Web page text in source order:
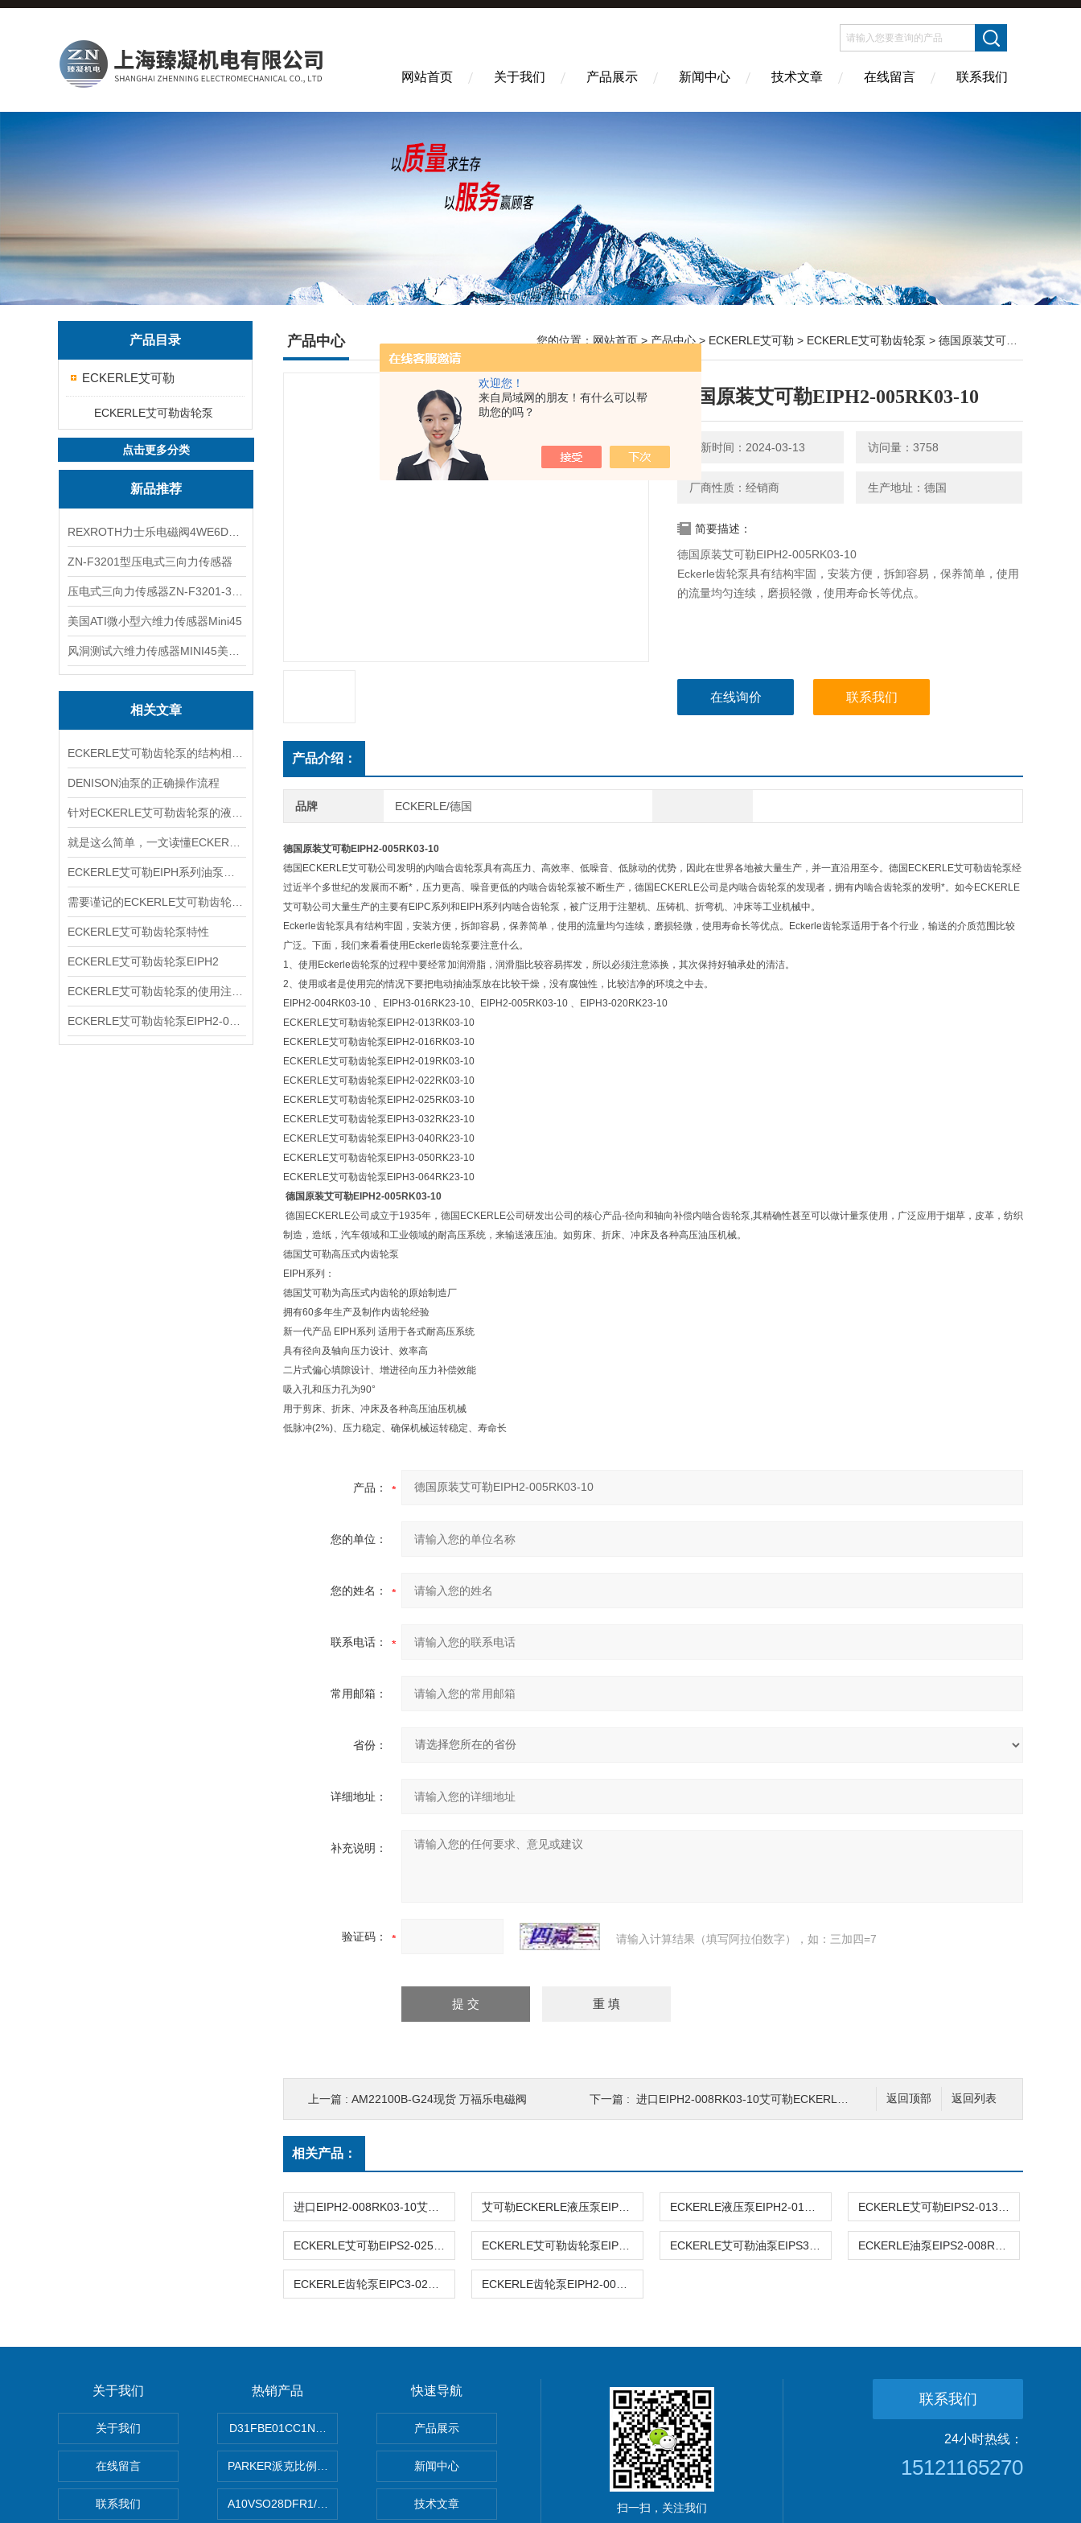
欢迎您！
来自局域网的朋友！有什么可以帮
助您的吗？
网站首页 关于我们 产品展示 新闻中心 技术文章 在线留言 联系我们
产品目录
ECKERLE艾可勒
ECKERLE艾可勒齿轮泵
点击更多分类
新品推荐
ZN-F3201型压电式三向力传感器
美国ATI微小型六维力传感器Mini45
相关文章
DENISON油泵的正确操作流程
ECKERLE艾可勒齿轮泵特性
ECKERLE艾可勒齿轮泵EIPH2
产品中心 您的位置： 网站首页 > 产品中心 > ECKERLE艾可勒 > ECKERLE艾可勒齿轮泵 > 德国原装艾可勒EIPH2-005RK03-10
德国原装艾可勒EIPH2-005RK03-10
更新时间：2024-03-13 访问量：3758
厂商性质：经销商 生产地址：德国
简要描述：
德国原装艾可勒EIPH2-005RK03-10
Eckerle齿轮泵具有结构牢固，安装方便，拆卸容易，保养简单，使用
的流量均匀连续，磨损轻微，使用寿命长等优点。
在线询价 联系我们
产品介绍：
品牌 ECKERLE/德国
德国原装艾可勒EIPH2-005RK03-10
德国ECKERLE艾可勒公司发明的内啮合齿轮泵具有高压力、高效率、低噪音、低脉动的优势，因此在世界各地被大量生产，并一直沿用至今。德国ECKERLE艾可勒齿轮泵经
过近半个多世纪的发展而不断*，压力更高、噪音更低的内啮合齿轮泵被不断生产，德国ECKERLE公司是内啮合齿轮泵的发现者，拥有内啮合齿轮泵的发明*。如今ECKERLE
艾可勒公司大量生产的主要有EIPC系列和EIPH系列内啮合齿轮泵，被广泛用于注塑机、压铸机、折弯机、冲床等工业机械中。
Eckerle齿轮泵具有结构牢固，安装方便，拆卸容易，保养简单，使用的流量均匀连续，磨损轻微，使用寿命长等优点。Eckerle齿轮泵适用于各个行业，输送的介质范围比较
广泛。下面，我们来看看使用Eckerle齿轮泵要注意什么。
1、使用Eckerle齿轮泵的过程中要经常加润滑脂，润滑脂比较容易挥发，所以必须注意添换，其次保持好轴承处的清洁。
2、使用或者是使用完的情况下要把电动抽油泵放在比较干燥，没有腐蚀性，比较洁净的环境之中去。
EIPH2-004RK03-10 、EIPH3-016RK23-10、EIPH2-005RK03-10 、EIPH3-020RK23-10
ECKERLE艾可勒齿轮泵EIPH2-013RK03-10
ECKERLE艾可勒齿轮泵EIPH2-016RK03-10
ECKERLE艾可勒齿轮泵EIPH2-019RK03-10
ECKERLE艾可勒齿轮泵EIPH2-022RK03-10
ECKERLE艾可勒齿轮泵EIPH2-025RK03-10
ECKERLE艾可勒齿轮泵EIPH3-032RK23-10
ECKERLE艾可勒齿轮泵EIPH3-040RK23-10
ECKERLE艾可勒齿轮泵EIPH3-050RK23-10
ECKERLE艾可勒齿轮泵EIPH3-064RK23-10
德国原装艾可勒EIPH2-005RK03-10
德国ECKERLE公司成立于1935年，德国ECKERLE公司研发出公司的核心产品-径向和轴向补偿内啮合齿轮泵,其精确性甚至可以做计量泵使用，广泛应用于烟草，皮革，纺织
制造，造纸，汽车领域和工业领域的耐高压系统，来输送液压油。如剪床、折床、冲床及各种高压油压机械。
德国艾可勒高压式内齿轮泵
EIPH系列：
德国艾可勒为高压式内齿轮的原始制造厂
拥有60多年生产及制作内齿轮经验
新一代产品 EIPH系列 适用于各式耐高压系统
具有径向及轴向压力设计、效率高
二片式偏心填隙设计、增进径向压力补偿效能
吸入孔和压力孔为90°
用于剪床、折床、冲床及各种高压油压机械
低脉冲(2%)、压力稳定、确保机械运转稳定、寿命长
产品：
您的单位：
您的姓名：
联系电话：
常用邮箱：
省份：
详细地址：
补充说明：
验证码： 请输入计算结果（填写阿拉伯数字），如：三加四=7
返回列表
返回顶部
上一篇 : AM22100B-G24现货 万福乐电磁阀 下一篇 : 进口EIPH2-008RK03-10艾可勒ECKERLE齿轮泵
相关产品：
关于我们
关于我们
在线留言
联系我们
热销产品
D31FBE01CC1NF00PARKER派克比例阀维修
PARKER派克比例阀 柱塞泵
A10VSO28DFR1/31RREXROTH力士乐柱塞泵维修
快速导航
产品展示
新闻中心
技术文章 扫一扫，关注我们
联系我们
24小时热线：
15121165270